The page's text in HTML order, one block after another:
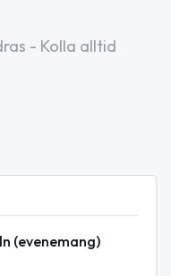
- Kolla alltid
(evenemang)